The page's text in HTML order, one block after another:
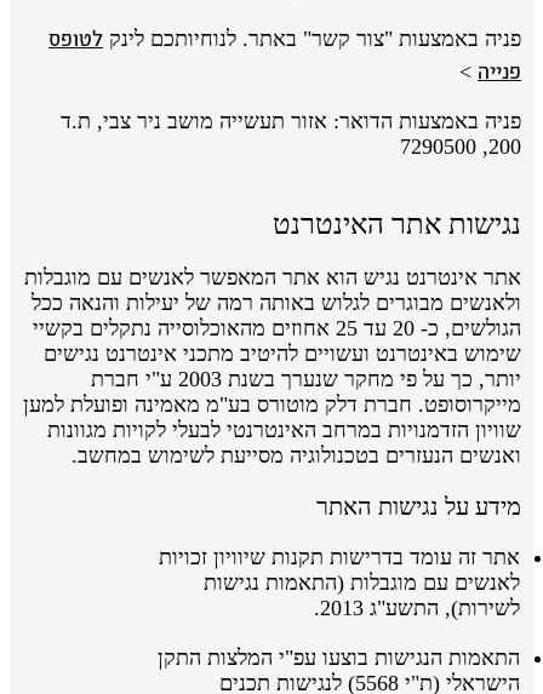
פניה באמצעות "צור קשר" באתר. לנוחיותכם לינק לטופס
פנייה >
פניה באמצעות הדואר: אזור תעשייה מושב ניר צבי, ת.ד
200, 7290500
נגישות אתר האינטרנט
אתר אינטרנט נגיש הוא אתר המאפשר לאנשים עם מוגבלות
ולאנשים מבוגרים לגלוש באותה רמה של יעילות והנאה ככל
הגולשים, כ- 20 עד 25 אחוזים מהאוכלוסייה נתקלים בקשיי
שימוש באינטרנט ועשויים להיטיב מתכני אינטרנט נגישים
יותר, כך על פי מחקר שנערך בשנת 2003 ע"י חברת
מייקרוסופט. חברת דלק מוטורס בע"מ מאמינה ופועלת למען
שוויון הזדמנויות במרחב האינטרנטי לבעלי לקויות מגוונות
ואנשים הנעזרים בטכנולוגיה מסייעת לשימוש במחשב.
מידע על נגישות האתר
אתר זה עומד בדרישות תקנות שיוויון זכויות
לאנשים עם מוגבלות (התאמות נגישות
לשירות), התשע"ג 2013.
התאמות הנגישות בוצעועפ"יהמלצות התקן
הישראלי(ת"י 5568) לנגישות תכנים